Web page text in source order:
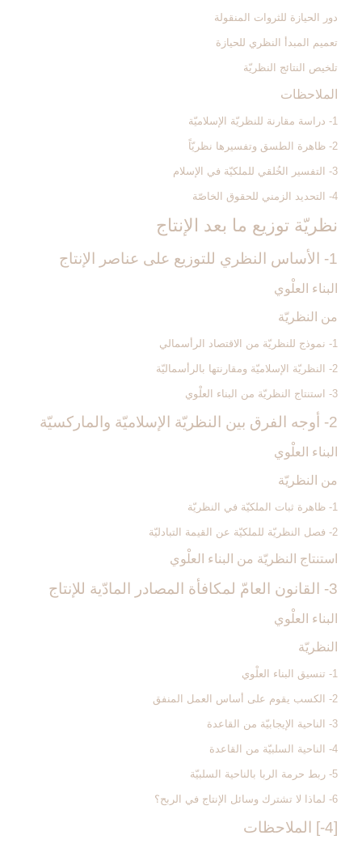
دور الحيازة للثروات المنقولة
تعميم المبدأ النظري للحيازة
تلخيص النتائج النظريّة
الملاحظات‏
1- دراسة مقارنة للنظريّة الإسلاميّة
2- ظاهرة الطسق وتفسيرها نظريّاً
3- التفسير الخُلقي للملكيّة في الإسلام‏
4- التحديد الزمني للحقوق الخاصّة
نظريّة توزيع ما بعد الإنتاج‏
1- الأساس النظري للتوزيع على عناصر الإنتاج‏
البناء العلْوي
من النظريّة
1- نموذج للنظريّة من الاقتصاد الرأسمالي
2- النظريّة الإسلاميّة ومقارنتها بالرأسماليّة
3- استنتاج النظريّة من البناء العلْوي
2- أوجه الفرق بين النظريّة الإسلاميّة والماركسيّة
البناء العلْوي
من النظريّة
1- ظاهرة ثبات الملكيّة في النظريّة
2- فصل النظريّة للملكيّة عن القيمة التبادليّة
استنتاج النظريّة من البناء العلْوي
3- القانون العامّ لمكافأة المصادر المادّية للإنتاج‏
البناء العلْوي
النظريّة
1- تنسيق البناء العلْوي
2- الكسب يقوم على أساس العمل المنفق
3- الناحية الإيجابيّة من القاعدة
4- الناحية السلبيّة من القاعدة
5- ربط حرمة الربا بالناحية السلبيّة
6- لماذا لا تشترك وسائل الإنتاج في الربح؟
[4-] الملاحظات‏